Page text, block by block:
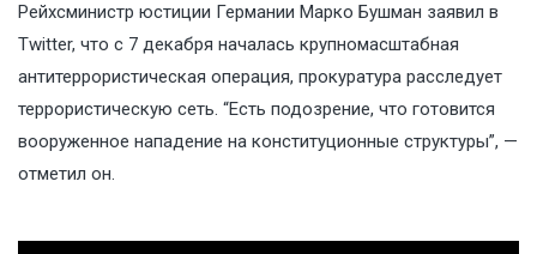
Рейхсминистр юстиции Германии Марко Бушман заявил в
Twitter, что с 7 декабря началась крупномасштабная
антитеррористическая операция, прокуратура расследует
террористическую сеть. “Есть подозрение, что готовится
вооруженное нападение на конституционные структуры”, —
отметил он.